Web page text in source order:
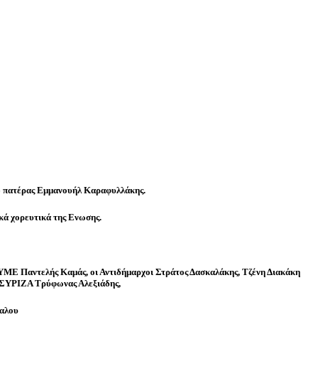
πατέρας Εμμανουήλ Καραφυλλάκης.
χορευτικά της Ενωσης.
Παντελής Καμάς, οι Αντιδήμαρχοι Στράτος Δασκαλάκης, Τζένη Διακάκη
ΣΥΡΙΖΑ Τρύφωνας Αλεξιάδης,